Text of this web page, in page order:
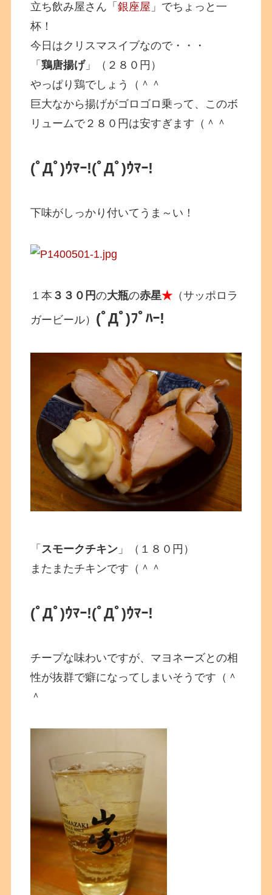
立ち飲み屋さん「銀座屋 」でちょっと一
杯！
今日はクリスマスイブなので・・・
「鶏唐揚げ」（２８０円）
やっぱり鶏でしょう（＾＾
巨大なから揚げがゴロゴロ乗って、このボ
リュームで２８０円は安すぎます（＾＾
(ﾟДﾟ)ｳﾏｰ!(ﾟДﾟ)ｳﾏｰ!
下味がしっかり付いてうま～い！
１本 ３３０円の大瓶の赤星★ （サッポロラ
ガービール） (ﾟДﾟ)ﾌﾟﾊｰ!
「 スモークチキン 」（１８０円）
またまたチキンです（＾＾
(ﾟДﾟ)ｳﾏｰ!(ﾟДﾟ)ｳﾏｰ!
チープな味わいですが、マヨネーズとの相
性が抜群で癖になってしまいそうです（＾
＾